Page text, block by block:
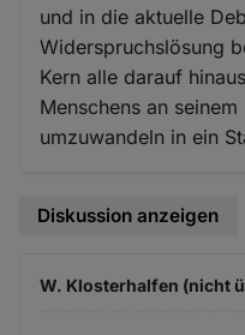
und in die aktuelle
Widerspruchslösung
Kern alle darauf
Menschens an
umzuwandeln in ein
Diskussion anzeigen
W. Klosterhalfen (nicht